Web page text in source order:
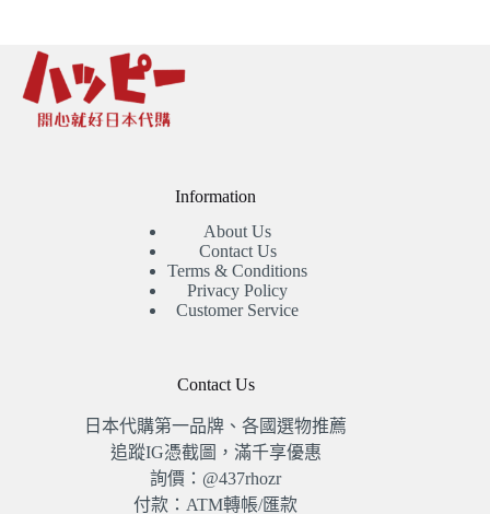
Information
About Us
Contact Us
Terms & Conditions
Privacy Policy
Customer Service
Contact Us
日本代購第一品牌、各國選物推薦
追蹤IG憑截圖，滿千享優惠
詢價：@437rhozr
付款：ATM轉帳/匯款